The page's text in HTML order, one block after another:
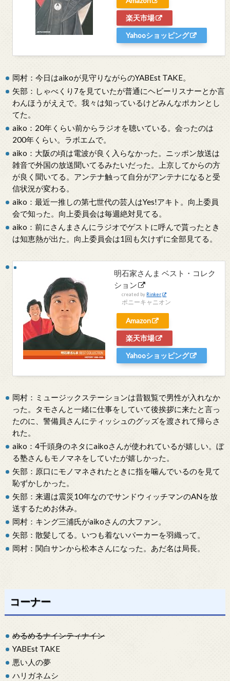
楽天市場
Yahooショッピング
岡村：今日はaikoが見守りながらのYABEst TAKE。
矢部：しゃべくり7を見ていたが普通にヘビーリスナーとか言
わんほうがええで。我々は知っているけどみんなポカンとし
てた。
aiko：20年くらい前からラジオを聴いている。会ったのは
200年くらい。ラボエムで。
aiko：大阪の頃は電波が良く入らなかった。ニッポン放送は
雑音で外国の放送聞いてるみたいだった。上京してからの方
が良く聞いてる。アンテナ触って自分がアンテナになると受
信状況が変わる。
aiko：最近一推しの第七世代の芸人はYes!アキト。向上委員
会で知った。向上委員会は毎週絶対見てる。
aiko：前にさんまさんにラジオでゲストに呼んで貰ったとき
は知恵熱が出た。向上委員会は1回も欠けずに全部見てる。
明石家さんま ベスト・コレク
ション
created by Rinker
ポニーキャニオン
Amazon
楽天市場
Yahooショッピング
岡村：ミュージックステーションは昔観覧で男性が入れなか
った。タモさんと一緒に仕事をしていて後挨拶に来たと言っ
たのに、警備員さんにティッシュのグッズを渡されて帰らさ
れた。
aiko：4千頭身のネタにaikoさんが使われているが嬉しい。ぼ
る塾さんもモノマネをしていたが嬉しかった。
矢部：原口にモノマネされたときに指を噛んでいるのを見て
恥ずかしかった。
矢部：来週は震災10年なのでサンドウィッチマンのANを放
送するためお休み。
岡村：キング三浦氏がaikoさんの大ファン。
矢部：散髪してる。いつも着ないパーカーを羽織って。
岡村：関白サンから松本さんになった。あだ名は局長。
コーナー
めるめるナインティナイン
YABEst TAKE
悪い人の夢
ハリガネムシ